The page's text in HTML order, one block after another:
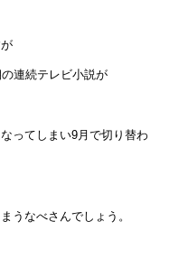
連続テレビ小説が
ってしまい9月で切り替わ
うなべさんでしょう。